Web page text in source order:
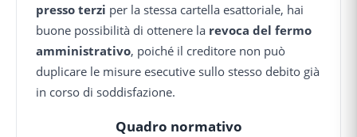
presso terzi per la stessa cartella esattoriale, hai
buone possibilità di ottenere la revoca del fermo
amministrativo, poiché il creditore non può
duplicare le misure esecutive sullo stesso debito già
in corso di soddisfazione.
Quadro normativo